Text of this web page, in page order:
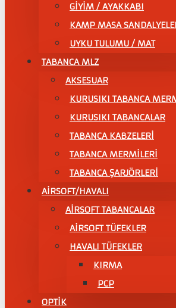
GİYİM / AYAKKABI
KAMP MASA
UYKU TULUMU / MAT
TABANCA MLZ
AKSESUAR
KURUSIKI TABANCA
KURUSIKI TABANCALAR
TABANCA KABZELERİ
TABANCA MERMİLERİ
TABANCA ŞARJÖRLERİ
AİRSOFT/HAVALI
AİRSOFT TABANCALAR
AİRSOFT TÜFEKLER
HAVALI TÜFEKLER
KIRMA
PCP
OPTİK